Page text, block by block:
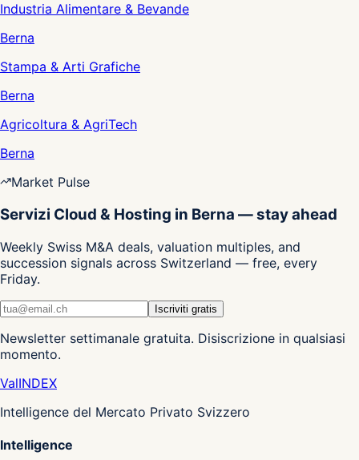
Industria Alimentare & Bevande
Berna
Stampa & Arti Grafiche
Berna
Agricoltura & AgriTech
Berna
Market Pulse
Servizi Cloud & Hosting in Berna — stay ahead
Weekly Swiss M&A deals, valuation multiples, and
succession signals across Switzerland — free, every
Friday.
Iscriviti gratis
Newsletter settimanale gratuita. Disiscrizione in qualsiasi
momento.
ValINDEX
Intelligence del Mercato Privato Svizzero
Intelligence